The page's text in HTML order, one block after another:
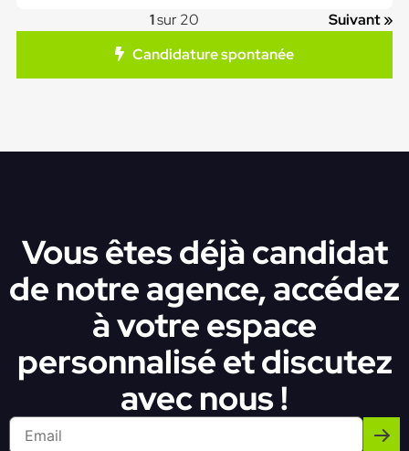
1sur 20
Suivant »
Candidature spontanée
Vous êtes déjà candidat
de notre agence, accédez
à votre espace
personnalisé et discutez
avec nous !